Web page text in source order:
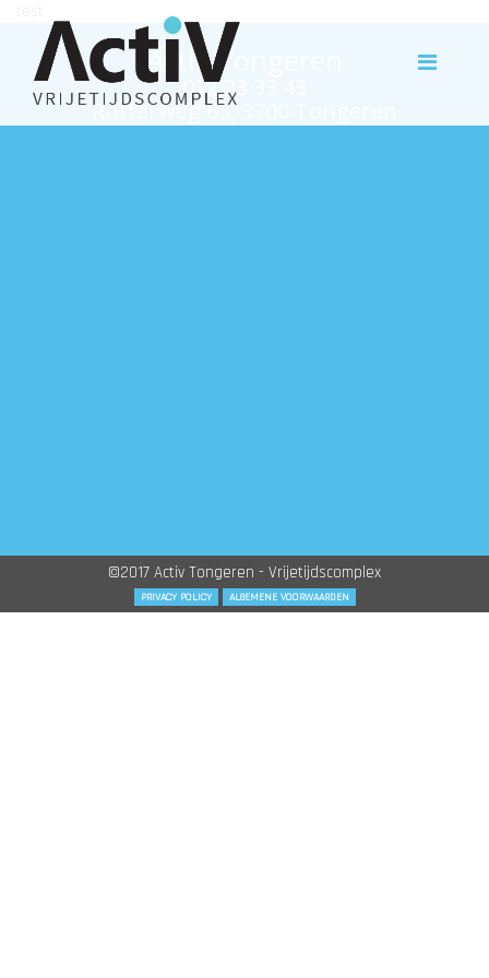
Activ Tongeren
012 23 33 43
Rutterweg 63, 3700 Tongeren
©2017 Activ Tongeren - Vrijetijdscomplex
PRIVACY POLICY ALGEMENE VOORWAARDEN